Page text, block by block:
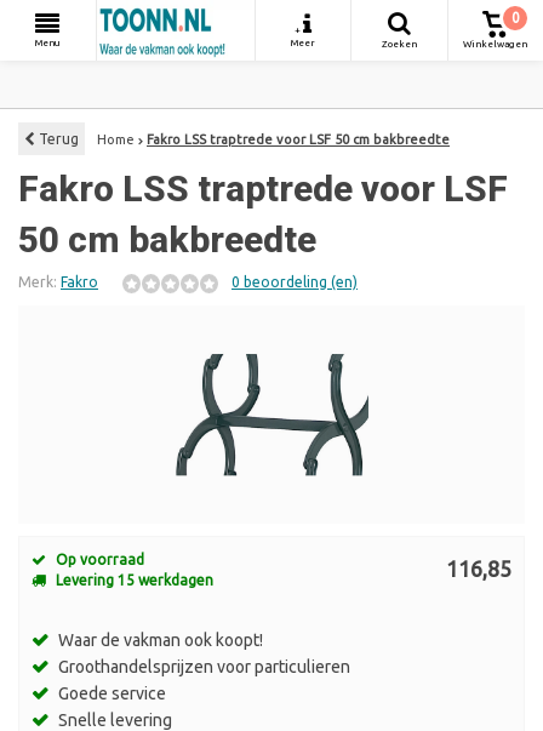
Menu
+
Meer
Zoeken
0
Winkelwagen
Terug Home Fakro LSS traptrede voor LSF 50 cm bakbreedte
Fakro LSS traptrede voor LSF
50 cm bakbreedte
Merk: Fakro 0 beoordeling (en)
Op voorraad
Levering 15 werkdagen
116,85
Waar de vakman ook koopt!
Groothandelsprijzen voor particulieren
Goede service
Snelle levering